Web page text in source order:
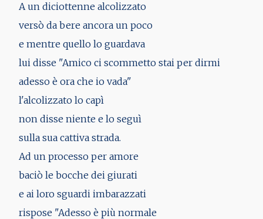
A un diciottenne alcolizzato
versò da bere ancora un poco
e mentre quello lo guardava
lui disse "Amico ci scommetto stai per dirmi
adesso è ora che io vada"
l'alcolizzato lo capì
non disse niente e lo seguì
sulla sua cattiva strada.
Ad un processo per amore
baciò le bocche dei giurati
e ai loro sguardi imbarazzati
rispose "Adesso è più normale